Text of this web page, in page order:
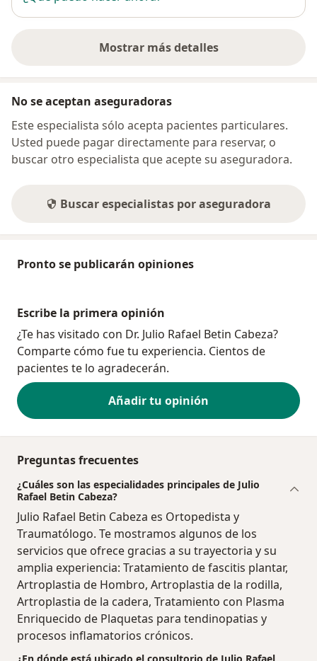
Mostrar más detalles
sobre la dirección
No se aceptan aseguradoras
Este especialista sólo acepta pacientes particulares.
Usted puede pagar directamente para reservar, o
buscar otro especialista que acepte su aseguradora.
Buscar especialistas por aseguradora
Pronto se publicarán opiniones
Escribe la primera opinión
¿Te has visitado con Dr. Julio Rafael Betin Cabeza?
Comparte cómo fue tu experiencia. Cientos de
pacientes te lo agradecerán.
Añadir tu opinión
Preguntas frecuentes
¿Cuáles son las especialidades principales de Julio
Rafael Betin Cabeza?
Julio Rafael Betin Cabeza es Ortopedista y
Traumatólogo. Te mostramos algunos de los
servicios que ofrece gracias a su trayectoria y su
amplia experiencia: Tratamiento de fascitis plantar,
Artroplastia de Hombro, Artroplastia de la rodilla,
Artroplastia de la cadera, Tratamiento con Plasma
Enriquecido de Plaquetas para tendinopatias y
procesos inflamatorios crónicos.
¿En dónde está ubicado el consultorio de Julio Rafael